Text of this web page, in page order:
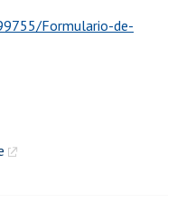
Formulario-de-